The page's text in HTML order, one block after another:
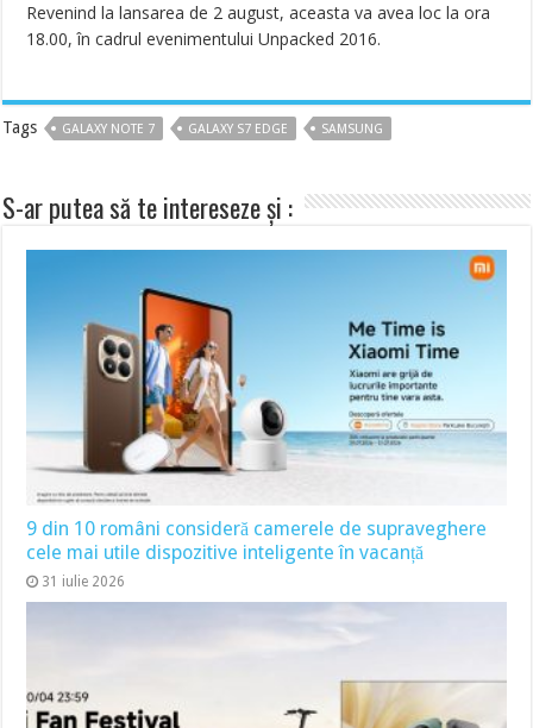
Revenind la lansarea de 2 august, aceasta va avea loc la ora
18.00, în cadrul evenimentului Unpacked 2016.
Tags GALAXY NOTE 7 GALAXY S7 EDGE SAMSUNG
S-ar putea să te intereseze și :
9 din 10 români consideră camerele de supraveghere
cele mai utile dispozitive inteligente în vacanță
31 iulie 2026